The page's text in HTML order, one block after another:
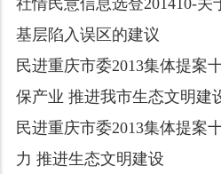
社情民意信息选登201410-
基层陷入误区的建议
民进重庆市委2013集体提案
保产业 推进我市生态文明建
民进重庆市委2013集体提案
力 推进生态文明建设